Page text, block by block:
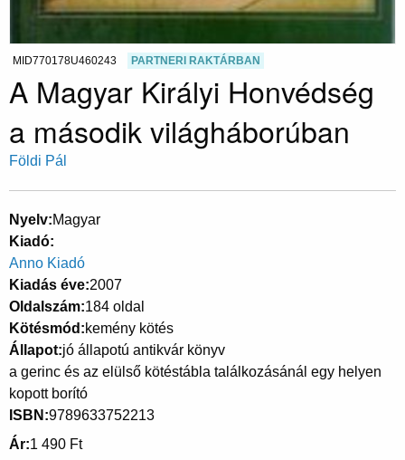
MID770178U460243 PARTNERI RAKTÁRBAN
A Magyar Királyi Honvédség
a második világháborúban
Földi Pál
Nyelv Magyar
Kiadó
Anno Kiadó
Kiadás éve 2007
Oldalszám 184 oldal
Kötésmód kemény kötés
Állapot jó állapotú antikvár könyv
a gerinc és az elülső kötéstábla találkozásánál egy helyen
kopott borító
ISBN 9789633752213
Ár 1 490 Ft